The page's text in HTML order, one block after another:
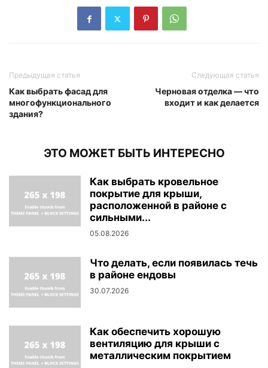
Предыдущая статья
Как выбрать фасад для
многофункционального
здания?
Следующая статья
Черновая отделка — что
входит и как делается
ЭТО МОЖЕТ БЫТЬ ИНТЕРЕСНО
Как выбрать кровельное
покрытие для крыши,
расположенной в районе с
сильными...
05.08.2026
Что делать, если появилась течь
в районе ендовы
30.07.2026
Как обеспечить хорошую
вентиляцию для крыши с
металлическим покрытием